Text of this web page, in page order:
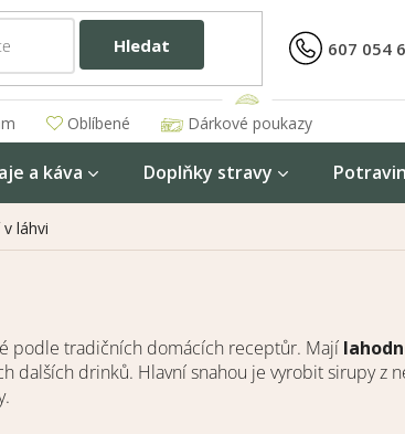
Hledat 607 054
Oblíbené Dárkové poukazy
a káva Doplňky stravy
láhvi
podle tradičních domácích receptůr. Mají
dalších drinků. Hlavní snahou je vyrobit sirupy z